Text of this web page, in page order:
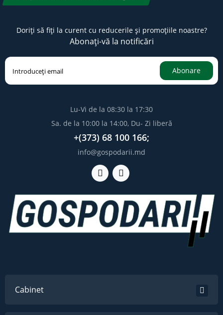
Doriți să fiți la curent cu reducerile și promoțiile noastre?
Abonați-vă la notificări
Abonare
Lu-Vi de la 08:30 la 17:30
Sa. de la 10:00 la 14:00, Du- Zi liberă
+(373) 68 100 166;
info@gospodarii.md
Cabinet